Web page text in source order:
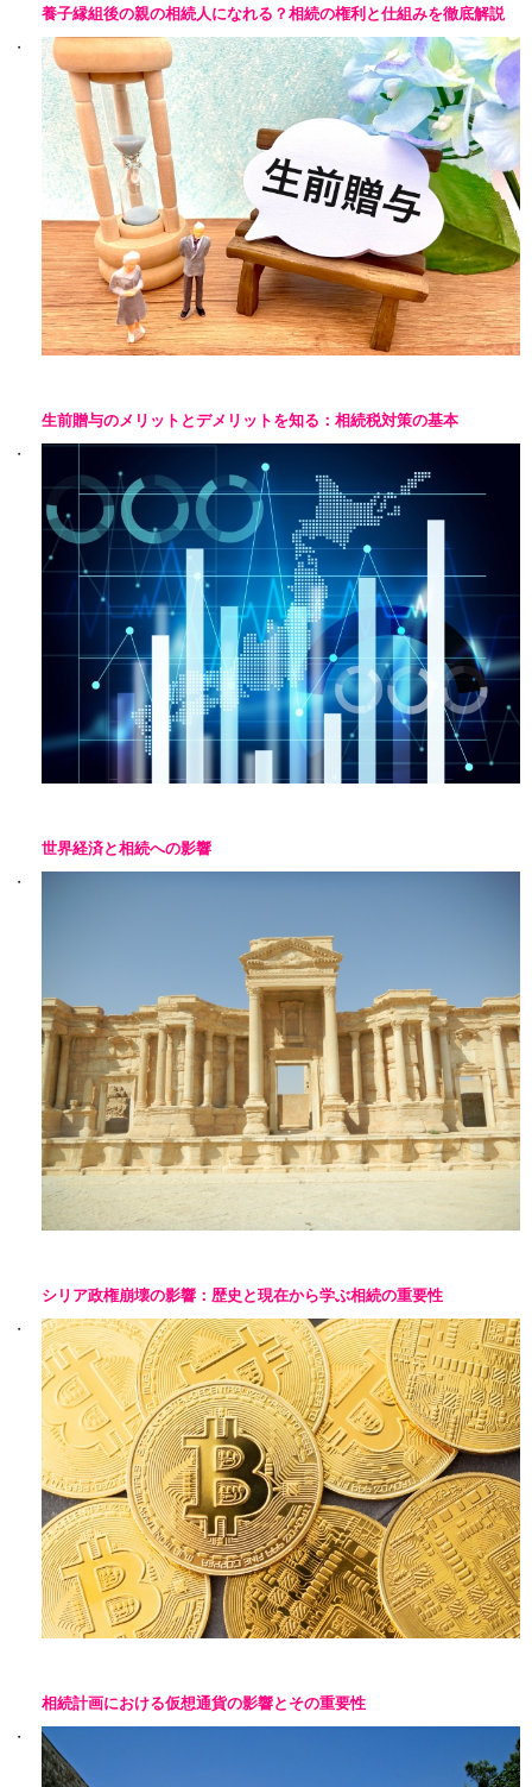
養子縁組後の親の相続人になれる？相続の権利と仕組みを徹底解説
生前贈与のメリットとデメリットを知る：相続税対策の基本
世界経済と相続への影響
シリア政権崩壊の影響：歴史と現在から学ぶ相続の重要性
相続計画における仮想通貨の影響とその重要性